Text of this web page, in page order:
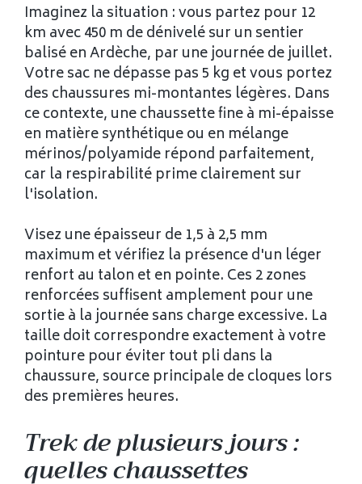
Imaginez la situation : vous partez pour 12
km avec 450 m de dénivelé sur un sentier
balisé en Ardèche, par une journée de juillet.
Votre sac ne dépasse pas 5 kg et vous portez
des chaussures mi-montantes légères. Dans
ce contexte, une chaussette fine à mi-épaisse
en matière synthétique ou en mélange
mérinos/polyamide répond parfaitement,
car la respirabilité prime clairement sur
l'isolation.
Visez une épaisseur de 1,5 à 2,5 mm
maximum et vérifiez la présence d'un léger
renfort au talon et en pointe. Ces 2 zones
renforcées suffisent amplement pour une
sortie à la journée sans charge excessive. La
taille doit correspondre exactement à votre
pointure pour éviter tout pli dans la
chaussure, source principale de cloques lors
des premières heures.
Trek de plusieurs jours :
quelles chaussettes